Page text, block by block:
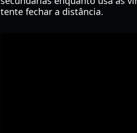
tente fechar a distância.